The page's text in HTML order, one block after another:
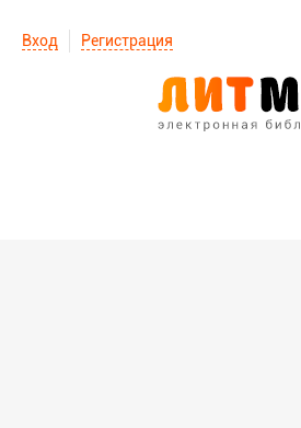
Вход Регистрация